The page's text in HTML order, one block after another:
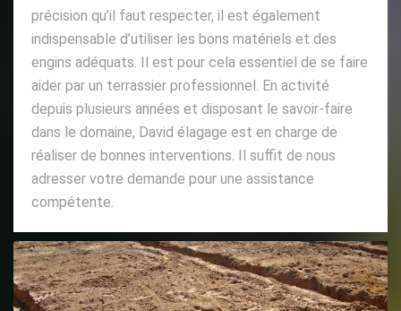
précision qu’il faut respecter, il est également
indispensable d’utiliser les bons matériels et des
engins adéquats. Il est pour cela essentiel de se faire
aider par un terrassier professionnel. En activité
depuis plusieurs années et disposant le savoir-faire
dans le domaine, David élagage est en charge de
réaliser de bonnes interventions. Il suffit de nous
adresser votre demande pour une assistance
compétente.